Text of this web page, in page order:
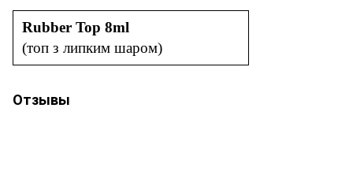
Rubber Top 8ml
(топ з липким шаром)
Отзывы